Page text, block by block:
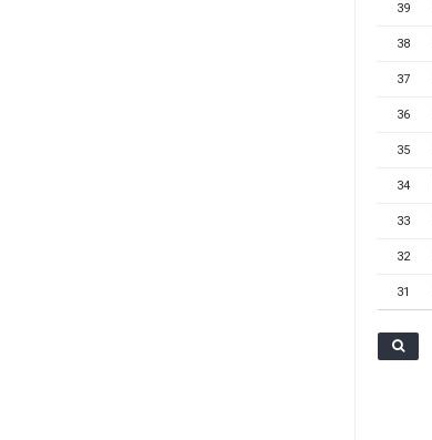
39
38
37
36
35
34
33
32
31